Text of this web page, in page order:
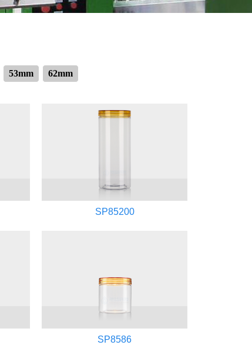
53mm 62mm
SP85200
SP8586